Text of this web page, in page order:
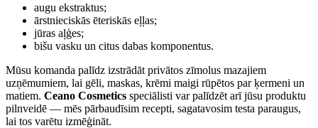
augu ekstraktus;
ārstnieciskās ēteriskās eļļas;
jūras aļģes;
bišu vasku un citus dabas komponentus.
Mūsu komanda palīdz izstrādāt privātos zīmolus mazajiem
uzņēmumiem, lai gēli, maskas, krēmi maigi rūpētos par ķermeni un
matiem. Ceano Cosmetics speciālisti var palīdzēt arī jūsu produktu
pilnveidē — mēs pārbaudīsim recepti, sagatavosim testa paraugus,
lai tos varētu izmēģināt.